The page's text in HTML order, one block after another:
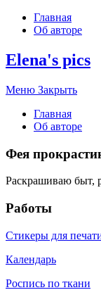
Главная
Об авторе
Elena's pics
Меню Закрыть
Главная
Об авторе
Фея
Раскрашиваю быт,
Работы
Стикеры для
Календарь
Роспись по ткани